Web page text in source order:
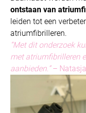
ontstaan van
leiden tot een
atriumfibrilleren.
“Met dit onderzoek
met atriumfibrilleren
aanbieden.” –